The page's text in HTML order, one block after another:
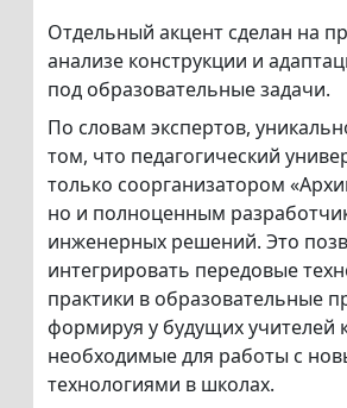
Отдельный акцент сделан на
анализе конструкции и
под образовательные задачи.
По словам экспертов,
том, что педагогический
только соорганизатором
но и полноценным
инженерных решений. Это
интегрировать передовые
практики в образовательные
формируя у будущих учителей
необходимые для работы с
технологиями в школах.